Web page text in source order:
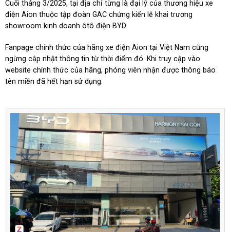
Cuối tháng 3/2025, tại địa chỉ từng là đại lý của thương hiệu xe
điện Aion thuộc tập đoàn GAC chứng kiến lễ khai trương
showroom kinh doanh ôtô điện BYD.
Fanpage chính thức của hãng xe điện Aion tại Việt Nam cũng
ngừng cập nhật thông tin từ thời điểm đó. Khi truy cập vào
website chính thức của hãng, phóng viên nhận được thông báo
tên miền đã hết hạn sử dụng.